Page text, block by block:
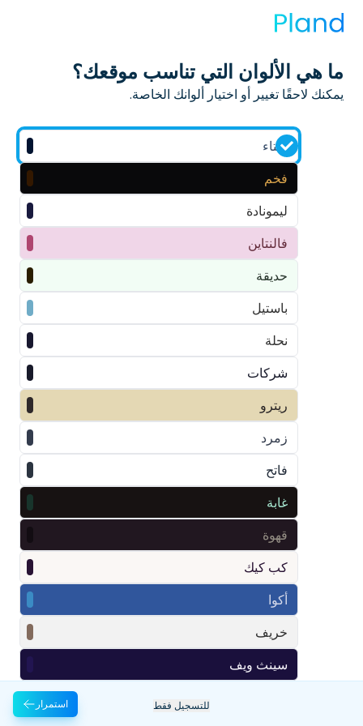
ما هي الألوان التي تناسب موقعك؟
يمكنك لاحقًا تغيير أو اختيار ألوانك الخاصة.
شتاء
فخم
ليمونادة
فالنتاين
حديقة
باستيل
نحلة
شركات
ريترو
زمرد
فاتح
غابة
قهوة
كب كيك
أكوا
خريف
سينث ويف
للتسجيل فقط استمرار